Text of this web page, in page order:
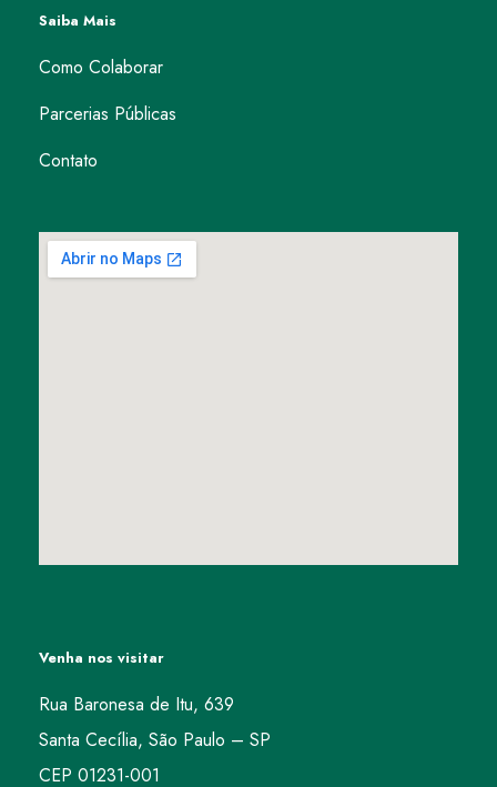
Saiba Mais
Como Colaborar
Parcerias Públicas
Contato
Venha nos visitar
Rua Baronesa de Itu, 639
Santa Cecília, São Paulo – SP
CEP 01231-001